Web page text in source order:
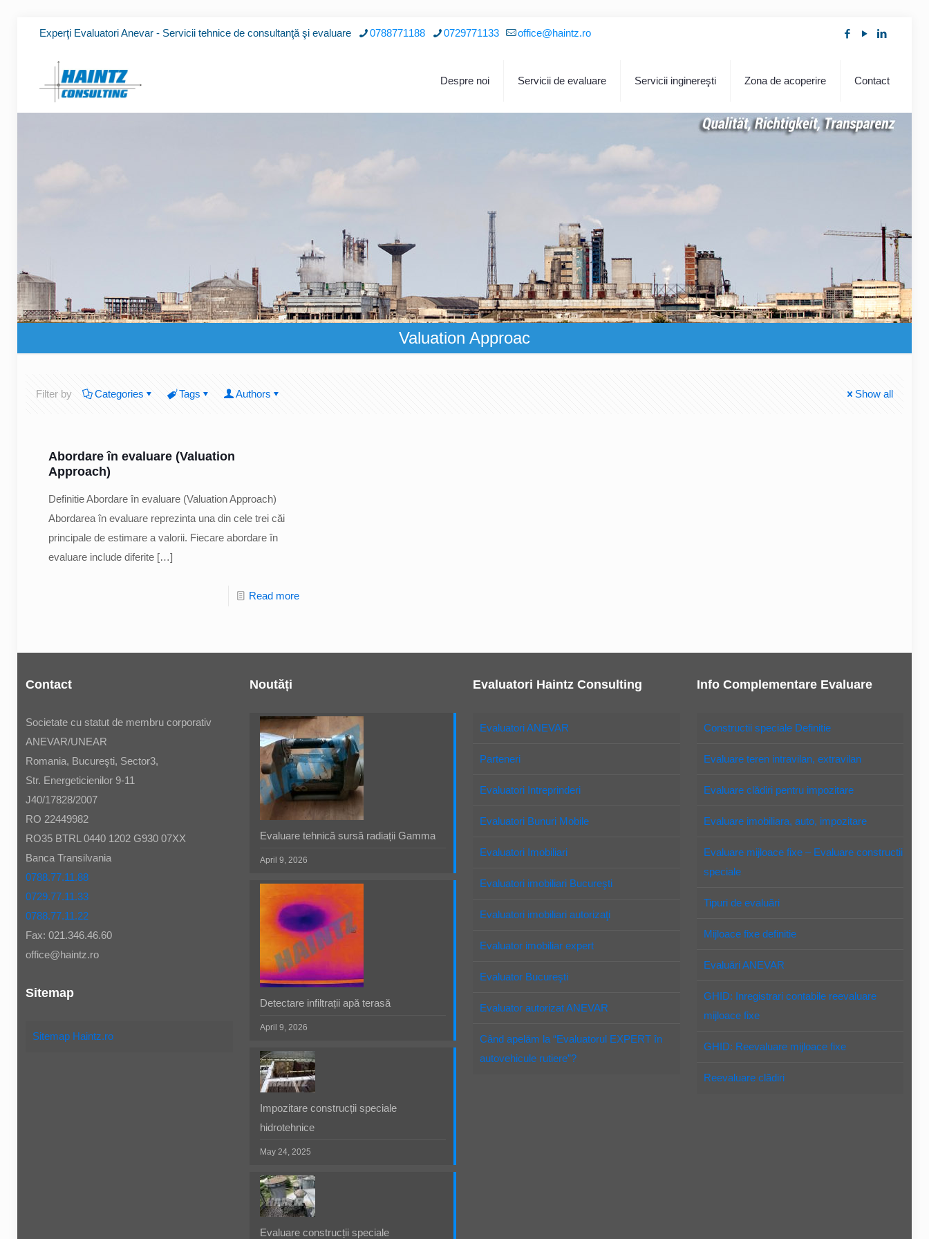
Experţi Evaluatori Anevar - Servicii tehnice de consultanţă şi evaluare 0788771188 0729771133 office@haintz.ro
Despre noi Servicii de evaluare Servicii inginereşti Zona de acoperire Contact
Valuation Approac
Filter by Categories Tags Authors Show all
Abordare în evaluare (Valuation
Approach)
Definitie Abordare în evaluare (Valuation Approach)
Abordarea în evaluare reprezinta una din cele trei căi
principale de estimare a valorii. Fiecare abordare în
evaluare include diferite[…]
Read more
Contact
Societate cu statut de membru corporativ
ANEVAR/UNEAR
Romania, Bucureşti, Sector3,
Str. Energeticienilor 9-11
J40/17828/2007
RO 22449982
RO35 BTRL 0440 1202 G930 07XX
Banca Transilvania
0788.77.11.88
0729.77.11.33
0788.77.11.22
Fax: 021.346.46.60
office@haintz.ro
Sitemap
Sitemap Haintz.ro
Noutăți
Evaluare tehnică sursă radiații Gamma
April 9, 2026
Detectare infiltrații apă terasă
April 9, 2026
Impozitare construcții speciale
hidrotehnice
May 24, 2025
Evaluare construcții speciale
Evaluatori Haintz Consulting
Evaluatori ANEVAR
Parteneri
Evaluatori Intreprinderi
Evaluatori Bunuri Mobile
Evaluatori Imobiliari
Evaluatori imobiliari Bucureşti
Evaluatori imobiliari autorizaţi
Evaluator imobiliar expert
Evaluator Bucureşti
Evaluator autorizat ANEVAR
Când apelăm la “Evaluatorul EXPERT în
autovehicule rutiere”?
Info Complementare Evaluare
Constructii speciale Definitie
Evaluare teren intravilan, extravilan
Evaluare clădiri pentru impozitare
Evaluare imobiliara, auto, impozitare
Evaluare mijloace fixe – Evaluare constructii
speciale
Tipuri de evaluări
Mijloace fixe definitie
Evaluări ANEVAR
GHID: Inregistrari contabile reevaluare
mijloace fixe
GHID: Reevaluare mijloace fixe
Reevaluare clădiri